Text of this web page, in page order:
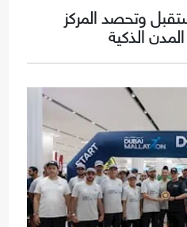
وتحصد المركز
الذكية